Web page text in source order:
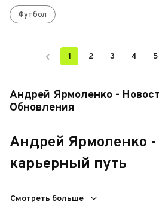
Футбол
1 2 3 4 5
Андрей Ярмоленко -
Обновления
Андрей Ярмоленко
карьерный путь
Андрей Ярмоленко — украинский
октября 1989 года в Кировограде.
Смотреть больше